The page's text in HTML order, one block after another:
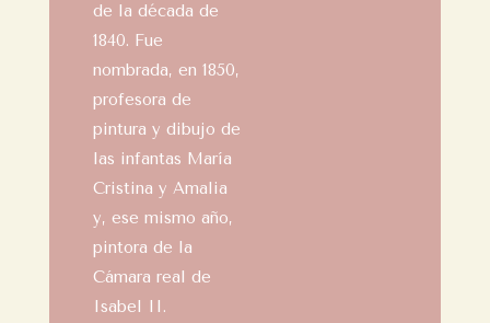
de la década de
1840. Fue
nombrada, en 1850,
profesora de
pintura y dibujo de
las infantas María
Cristina y Amalia
y, ese mismo año,
pintora de la
Cámara real de
Isabel II.